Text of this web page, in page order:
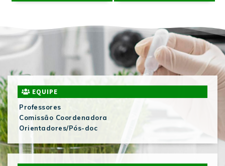
EQUIPE
Professores
Comissão Coordenadora
Orientadores/Pós-doc